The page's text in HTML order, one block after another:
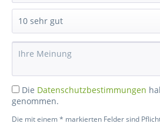
Die Datenschutzbestimmungen
genommen.
Die mit einem * markierten Felder sind